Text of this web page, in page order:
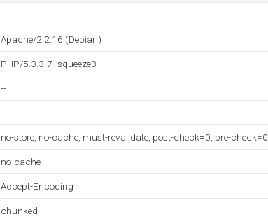
--
Apache/2.2.16 (Debian)
PHP/5.3.3-7+squeeze3
--
--
no-store, no-cache, must-revalidate, post-check=0, pre-check=0
no-cache
Accept-Encoding
chunked